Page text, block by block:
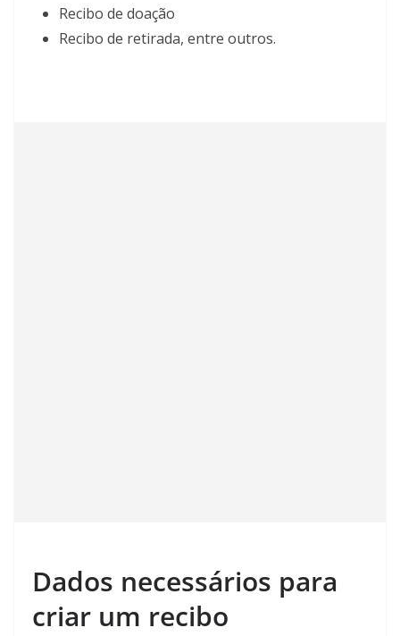
Recibo de doação
Recibo de retirada, entre outros.
Dados necessários para
criar um recibo